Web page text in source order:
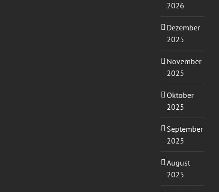
2026
Dezember
2025
November
2025
Oktober
2025
September
2025
August
2025